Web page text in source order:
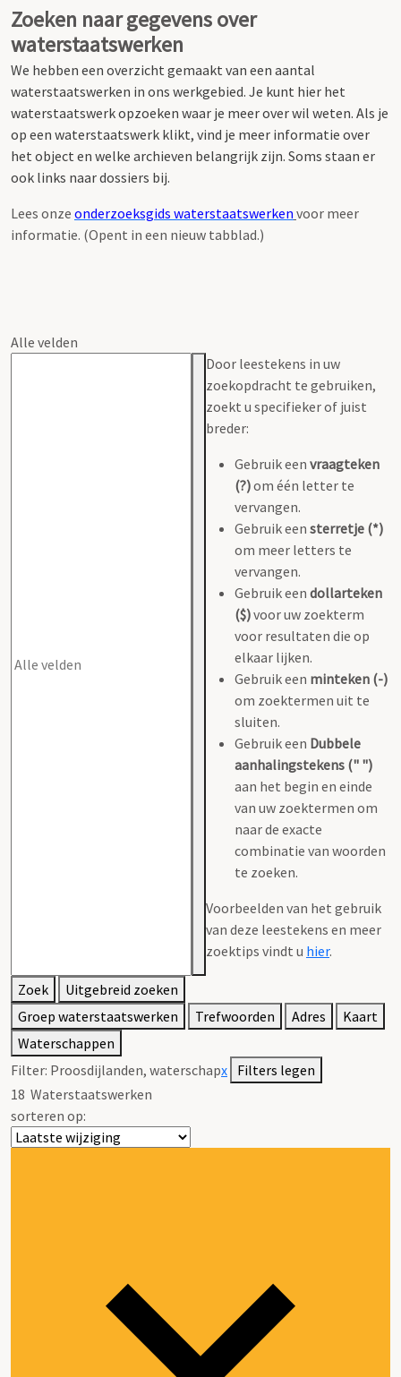
Zoeken naar gegevens over
waterstaatswerken
We hebben een overzicht gemaakt van een aantal
waterstaatswerken in ons werkgebied. Je kunt hier het
waterstaatswerk opzoeken waar je meer over wil weten. Als je
op een waterstaatswerk klikt, vind je meer informatie over
het object en welke archieven belangrijk zijn. Soms staan er
ook links naar dossiers bij.
Lees onze onderzoeksgids waterstaatswerken voor meer
informatie. (Opent in een nieuw tabblad.)
Alle velden
Door leestekens in uw
zoekopdracht te gebruiken,
zoekt u specifieker of juist
breder:
Gebruik een vraagteken
(?)om één letter te
vervangen.
Gebruik een sterretje (*)
om meer letters te
vervangen.
Gebruik een dollarteken
($)voor uw zoekterm
voor resultaten die op
elkaar lijken.
Gebruik een minteken (-)
om zoektermen uit te
sluiten.
Gebruik een Dubbele
aanhalingstekens (" ")
aan het begin en einde
van uw zoektermen om
naar de exacte
combinatie van woorden
te zoeken.
Voorbeelden van het gebruik
van deze leestekens en meer
zoektips vindt u hier.
Zoek
Uitgebreid zoeken
Groep waterstaatswerken
Trefwoorden Adres
Kaart
Waterschappen
Filter: Proosdijlanden, waterschapx Filters legen
18 Waterstaatswerken
sorteren op: